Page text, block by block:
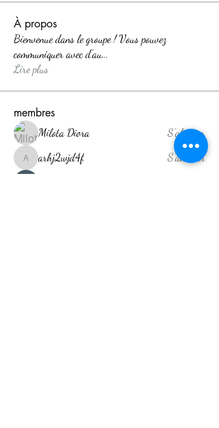
À propos
Bienvenue dans le groupe ! Vous pouvez
communiquer avec d'au...
Lire plus
membres
Milota Diora S'abonner
arhj2wjd4f
arhj2wjd4f
S'abonner